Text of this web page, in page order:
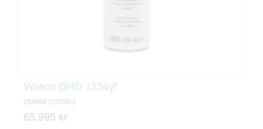
Waeco DHO 1234yf
DM8887200063
65.995 kr